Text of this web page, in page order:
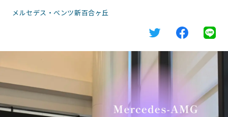
メルセデス・ベンツ新百合ヶ丘